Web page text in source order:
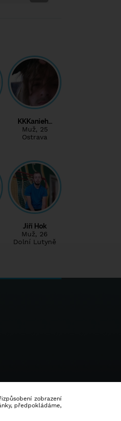
KKKanieh…
Muž, 25
Ostrava
Jiří Hok
Muž, 26
Dolní Lutyně
zobrazení
předpokládáme,